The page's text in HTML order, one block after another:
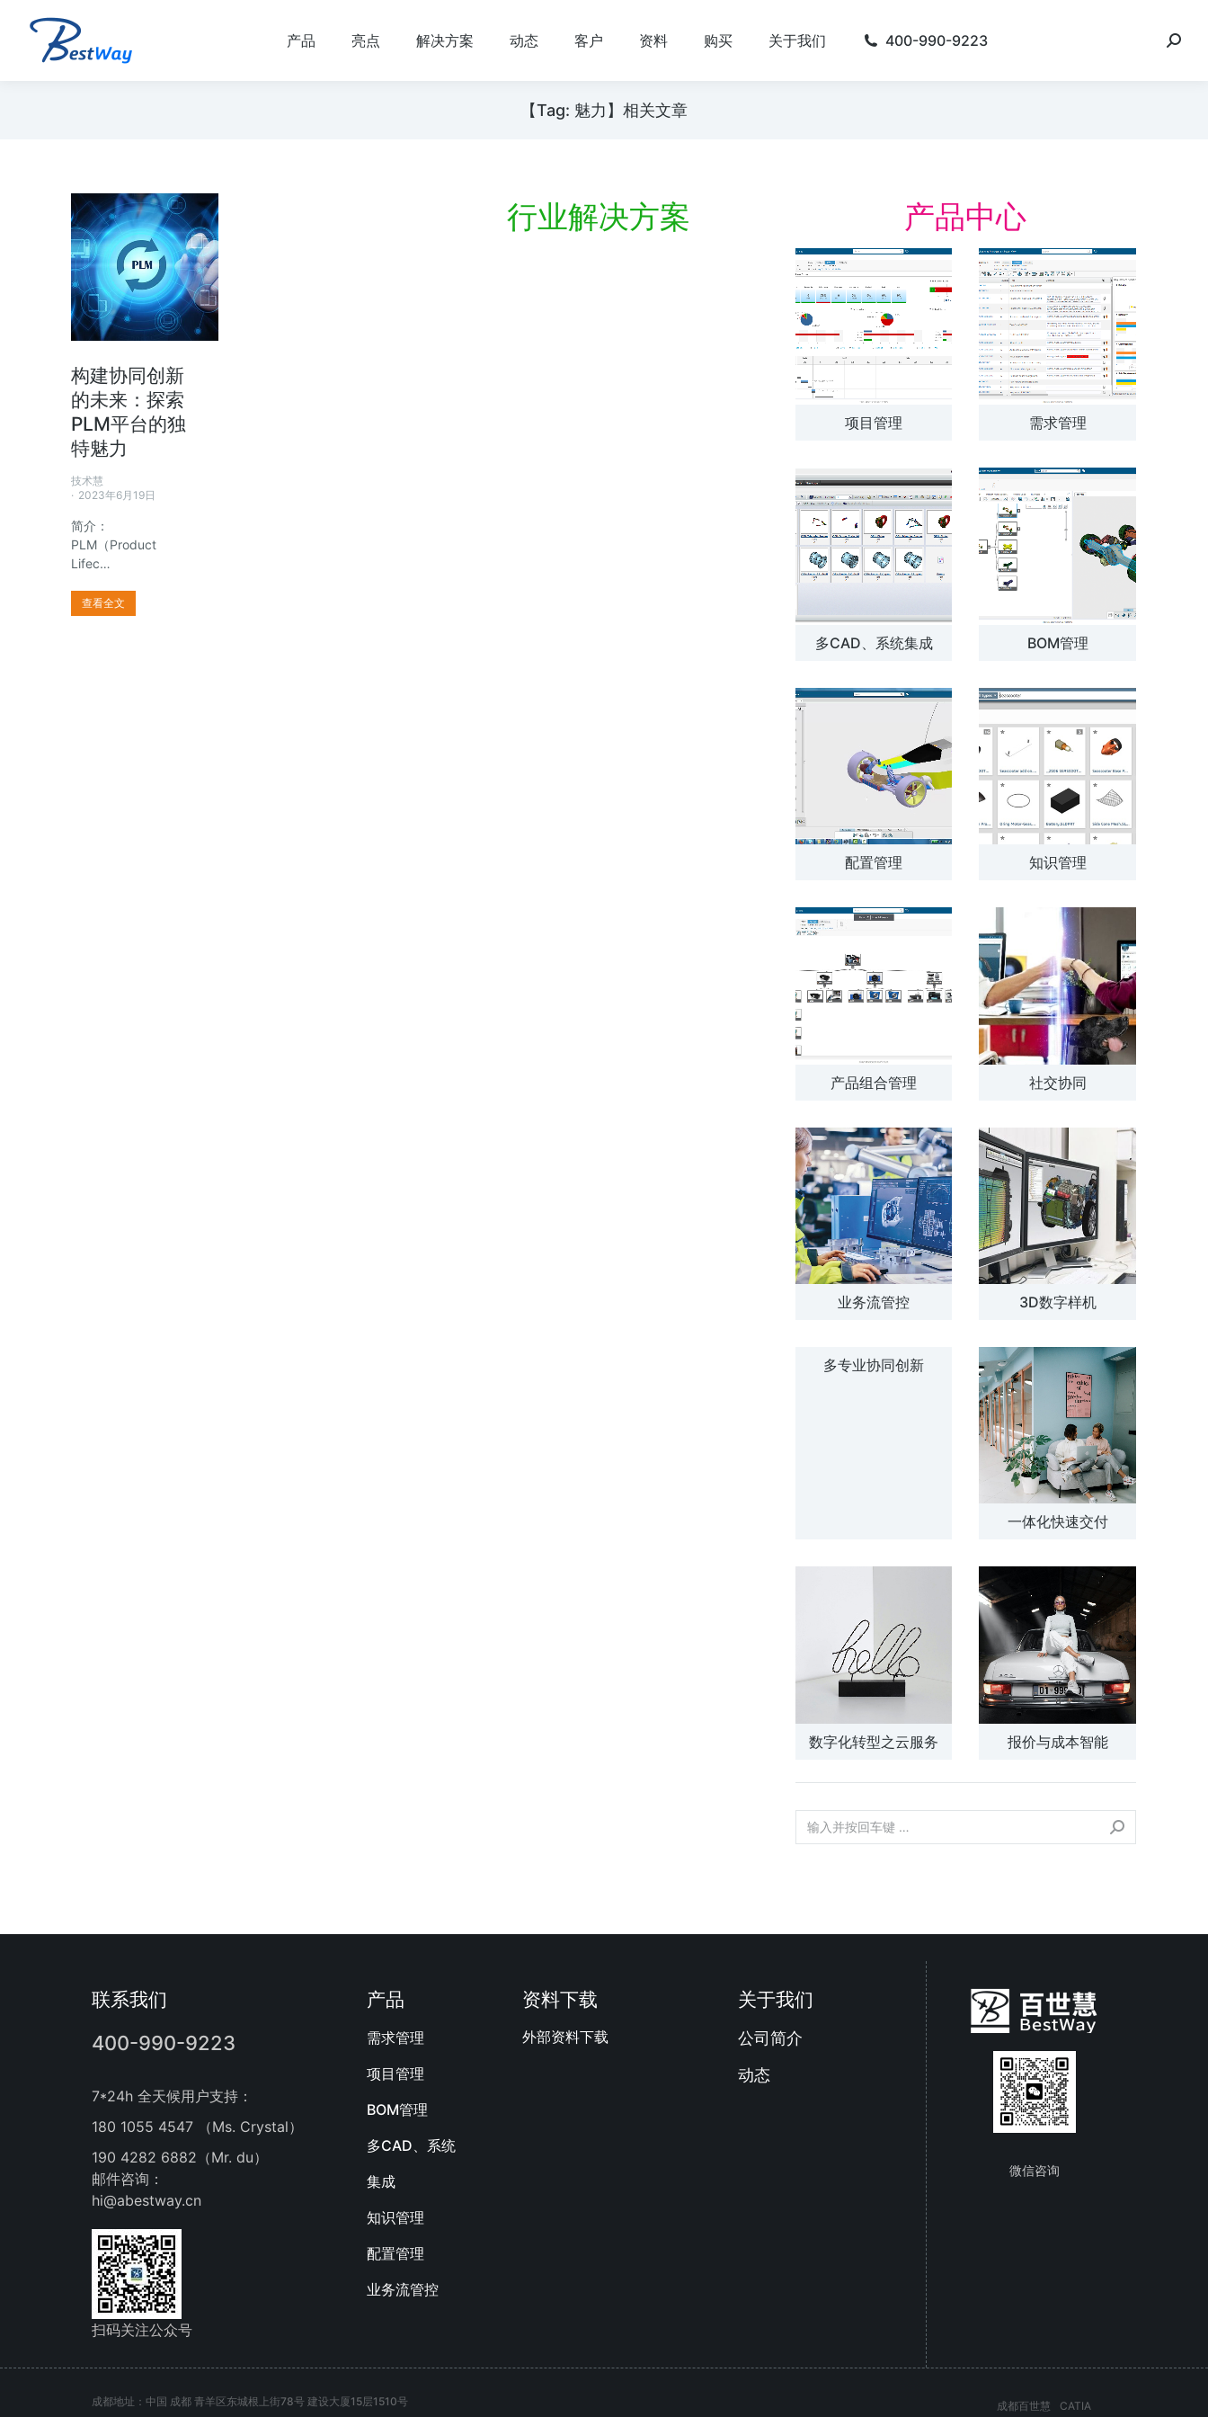
产品 亮点 解决方案 动态 客户 资料 购买 关于我们 400-990-9223
【Tag: 魅力】相关文章
构建协同创新
的未来：探索
PLM平台的独
特魅力
技术慧
2023年6月19日
简介：
PLM（Product
Lifec…
查看全文
行业解决方案 产品中心
项目管理 需求管理
多CAD、系统集成 BOM管理
配置管理 知识管理
产品组合管理 社交协同
业务流管控 3D数字样机
多专业协同创新
一体化快速交付
数字化转型之云服务 报价与成本智能
联系我们
400-990-9223
7*24h 全天候用户支持：
180 1055 4547 （Ms. Crystal）
190 4282 6882（Mr. du）
邮件咨询：
hi@abestway.cn
扫码关注公众号
产品
需求管理
项目管理
BOM管理
多CAD、系统
集成
知识管理
配置管理
业务流管控
资料下载
外部资料下载
关于我们
公司简介
动态
微信咨询
成都地址：中国 成都 青羊区东城根上街78号 建设大厦15层1510号 成都百世慧 CATIA